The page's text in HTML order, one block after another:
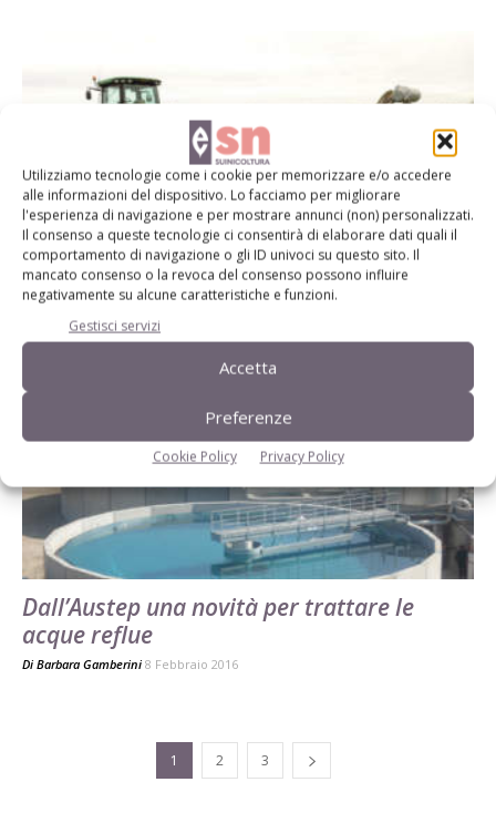
Utilizziamo tecnologie come i cookie per memorizzare e/o accedere
alle informazioni del dispositivo. Lo facciamo per migliorare
l'esperienza di navigazione e per mostrare annunci (non) personalizzati.
Il consenso a queste tecnologie ci consentirà di elaborare dati quali il
comportamento di navigazione o gli ID univoci su questo sito. Il
mancato consenso o la revoca del consenso possono influire
negativamente su alcune caratteristiche e funzioni.
Gestisci servizi
Accetta
Preferenze
Cookie Policy Privacy Policy
Dall’Ersaf: tecniche di spandimento
Dall’Austep una novità per trattare le
acque reflue
Di Barbara Gamberini 8 Febbraio 2016
1 2 3